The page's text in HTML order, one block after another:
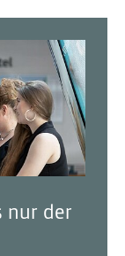
nur der